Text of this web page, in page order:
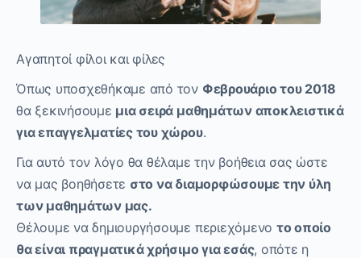
Αγαπητοί φίλοι και φίλες
Όπως υποσχεθήκαμε από τον Φεβρουάριο του 2018
θα ξεκινήσουμε μια σειρά μαθημάτων αποκλειστικά
για επαγγελματίες του χώρου.
Για αυτό τον λόγο θα θέλαμε την βοήθεια σας ώστε
να μας βοηθήσετε στο να διαμορφώσουμε την ύλη
των μαθημάτων μας.
Θέλουμε να δημιουργήσουμε περιεχόμενο το οποίο
θα είναι πραγματικά χρήσιμο για εσάς, οπότε η